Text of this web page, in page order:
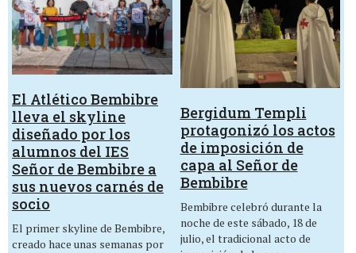
El Atlético Bembibre
lleva el skyline
diseñado por los
alumnos del IES
Señor de Bembibre a
sus nuevos carnés de
socio
El primer skyline de Bembibre,
creado hace unas semanas por
Bergidum Templi
protagonizó los actos
de imposición de
capa al Señor de
Bembibre
Bembibre celebró durante la
noche de este sábado, 18 de
julio, el tradicional acto de